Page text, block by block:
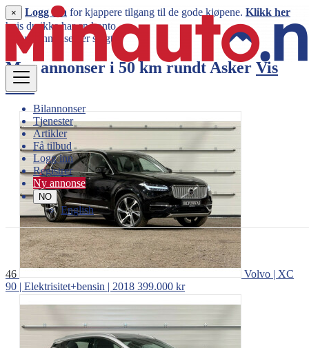
Bilannonser
Tjenester
Artikler
Få tilbud
Logg inn
Registrer
Ny annonse
NO
English
× Logg inn for kjappere tilgang til de gode kjøpene. Klikk her
hvis du ikke har en konto.
Denne annonsen er solgt
Mer annonser i 50 km rundtAsker Vis
mer
46
Volvo | XC
90 | Elektrisitet+bensin | 2018 399.000 kr